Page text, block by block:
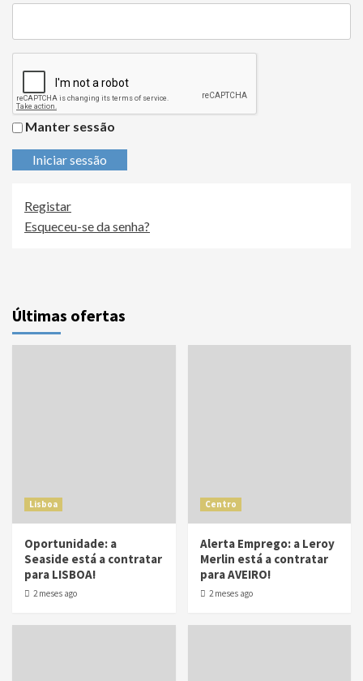
Manter sessão
Iniciar sessão
Registar
Esqueceu-se da senha?
Últimas ofertas
Lisboa
Oportunidade: a
Seaside está a contratar
para LISBOA!
2 meses ago
Centro
Alerta Emprego: a Leroy
Merlin está a contratar
para AVEIRO!
2 meses ago